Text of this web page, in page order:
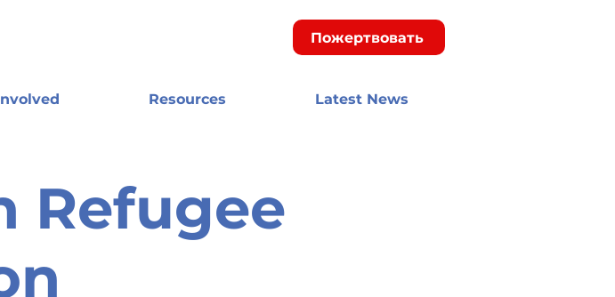
Пожертвовать
Resources Latest News
Refugee